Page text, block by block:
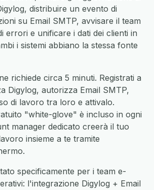
distribuire un evento di
su Email SMTP, avvisare il team
errori e unificare i dati dei clienti in
i sistemi abbiano la stessa fonte
richiede circa 5 minuti. Registrati a
Digylog, autorizza Email SMTP,
di lavoro tra loro e attivalo.
"white-glove" è incluso in ogni
manager dedicato creerà il tuo
insieme a te tramite
specificamente per i team e-
l'integrazione Digylog + Email